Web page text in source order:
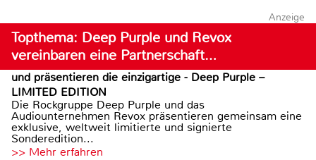
Anzeige
Topthema: Deep Purple und Revox
vereinbaren eine Partnerschaft…
und präsentieren die einzigartige - Deep Purple –
LIMITED EDITION
Die Rockgruppe Deep Purple und das
Audiounternehmen Revox präsentieren gemeinsam eine
exklusive, weltweit limitierte und signierte
Sonderedition...
>> Mehr erfahren